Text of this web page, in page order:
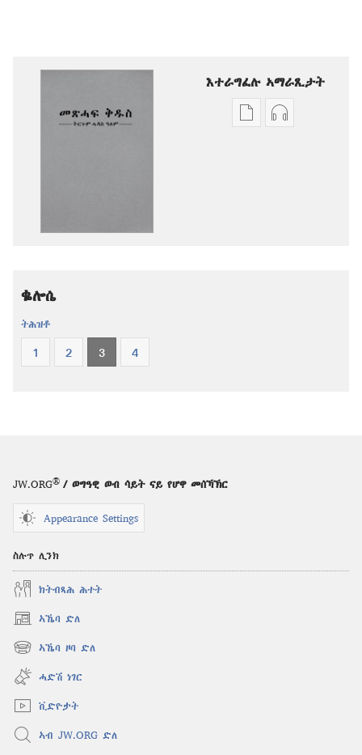
እተራግፈሉ ኣማራጺታት
ዲጂታዊቅዳሓት
ቈሎሴ
ትሕዝቶ
1 2 3 4
JW.ORG® / ወግዓዊ ወብ ሳይት ናይ የሆዋ መሰኻኽር
Appearance Settings
ስሉጥ ሊንክ
ክትብጻሕ ሕተት
ኣኼባ ድለ
(opens
new
window)
ኣኼባ ዞባ ድለ
(opens
new
window)
ሓድሽ ነገር
ቪድዮታት
ኣብ JW.ORG ድለ